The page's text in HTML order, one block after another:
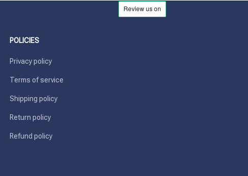
POLICIES
Privacy policy
Terms of service
Shipping policy
Return policy
Refund policy